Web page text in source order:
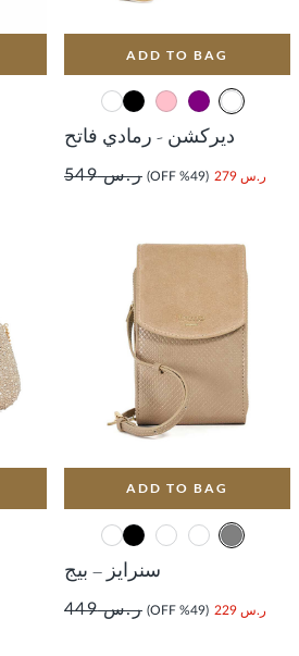
ADD TO BAG
ديركشن - رمادي فاتح
ر.س 279 (49% OFF) ر.س 549
ADD TO BAG
سنرايز – بيج
ر.س 229 (49% OFF) ر.س 449